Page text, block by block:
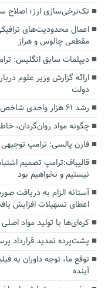
تک‌نرخی‌سازی ارز؛ اصلاح
اعمال محدودیت‌های
مقطعی چالوس و هراز
دیپلمات سابق انگلیس:‌
ارائه گزارش وزیر علوم
دولت
رشد ۶۱ هزار واحدی شاخص بورس
چگونه مواد روان‌گردان،
فارن پالسی: ترامپ توجیهی
قالیباف:ترامپ تصمیم
نیستیم و نخواهیم بود
اعطای تسهیلات افزایش
کره‌ای‌ها با تولید مواد
پشت‌پرده تمدید قرارداد
توقع ما، توجه داوران به
آینده